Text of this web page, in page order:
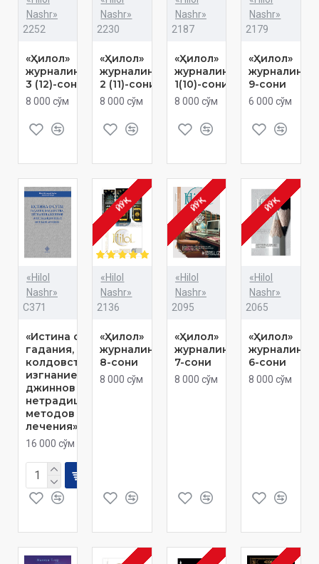
Nashr»
2252
«Ҳилол»
журналининг
3 (12)-сони
8 000 сўм
Nashr»
2230
«Ҳилол»
журналининг
2 (11)-сони
8 000 сўм
Nashr»
2187
«Ҳилол»
журналининг
1(10)-сони
8 000 сўм
Nashr»
2179
«Ҳилол»
9-сони
6 000 сўм
«Hilol
Nashr»
C371
«Истина о сути
гадания,
колдовства,
изгнание
джиннов и
нетрадиционных
методов
лечения»
16 000 сўм
ЙЎҚ
«Hilol
Nashr»
2136
«Ҳилол»
журналининг
8-сони
8 000 сўм
ЙЎҚ
«Hilol
Nashr»
2095
«Ҳилол»
журналининг
7-сони
8 000 сўм
ЙЎҚ
«Hilol
Nashr»
2065
«Ҳилол»
6-сони
8 000 сўм